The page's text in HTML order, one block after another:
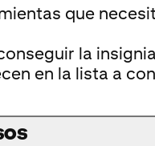
que
la
en la lista a